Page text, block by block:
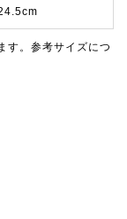
す。参考サイズにつ